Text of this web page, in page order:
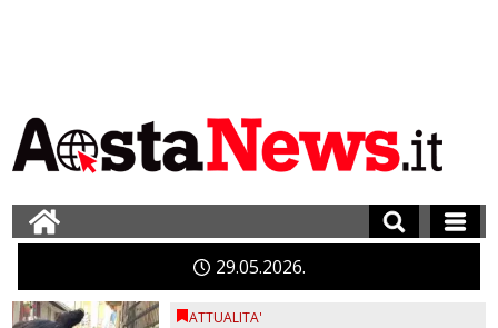
2905 2026
ATTUALITA'